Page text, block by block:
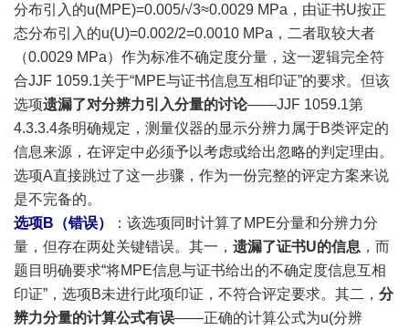
分布引入的u(MPE)=0.005/√3≈0.0029 MPa，由证书U按正
态分布引入的u(U)=0.002/2=0.0010 MPa，二者取较大者
（0.0029 MPa）作为标准不确定度分量，这一逻辑完全符
合JJF 1059.1关于“MPE与证书信息互相印证”的要求。但该
选项遗漏了对分辨力引入分量的讨论——JJF 1059.1第
4.3.3.4条明确规定，测量仪器的显示分辨力属于B类评定的
信息来源，在评定中必须予以考虑或给出忽略的判定理由。
选项A直接跳过了这一步骤，作为一份完整的评定方案来说
是不完备的。
选项B（错误）
：该选项同时计算了MPE分量和分辨力分
量，但存在两处关键错误。其一， 遗漏了证书U的信息 ，而
题目明确要求“将MPE信息与证书给出的不确定度信息互相
印证”，选项B未进行此项印证，不符合评定要求。其二， 分
辨力分量的计算公式有误——正确的计算公式为u(分辨